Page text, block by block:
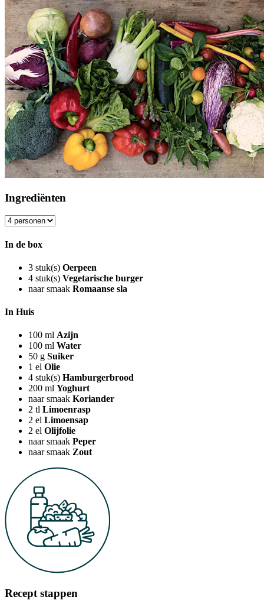
Ingrediënten
In de box
3 stuk(s) Oerpeen
4 stuk(s) Vegetarische burger
naar smaak Romaanse sla
In Huis
100 ml Azijn
100 ml Water
50 g Suiker
1 el Olie
4 stuk(s) Hamburgerbrood
200 ml Yoghurt
naar smaak Koriander
2 tl Limoenrasp
2 el Limoensap
2 el Olijfolie
naar smaak Peper
naar smaak Zout
Recept stappen